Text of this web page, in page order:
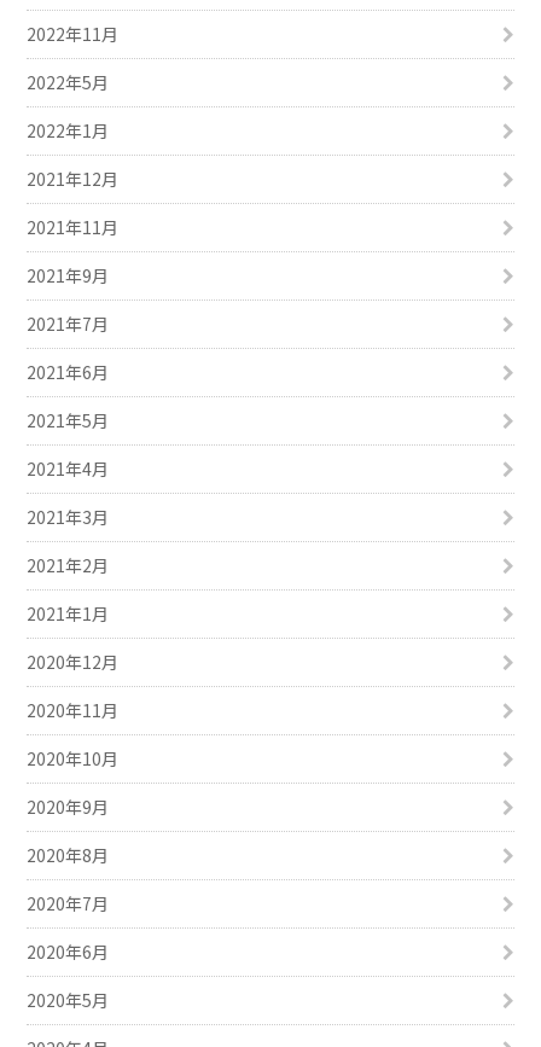
2022年11月
2022年5月
2022年1月
2021年12月
2021年11月
2021年9月
2021年7月
2021年6月
2021年5月
2021年4月
2021年3月
2021年2月
2021年1月
2020年12月
2020年11月
2020年10月
2020年9月
2020年8月
2020年7月
2020年6月
2020年5月